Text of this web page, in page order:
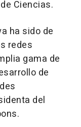
Ciencias.
ha sido de
redes
gama de
de
del